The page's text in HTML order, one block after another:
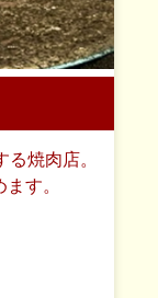
焼肉店。
す。